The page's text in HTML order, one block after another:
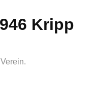
Kripp